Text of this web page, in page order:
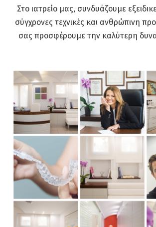
Στο ιατρείο μας, συνδυάζουμε
σύγχρονες τεχνικές και ανθρώπινη
σας προσφέρουμε την καλύτερη